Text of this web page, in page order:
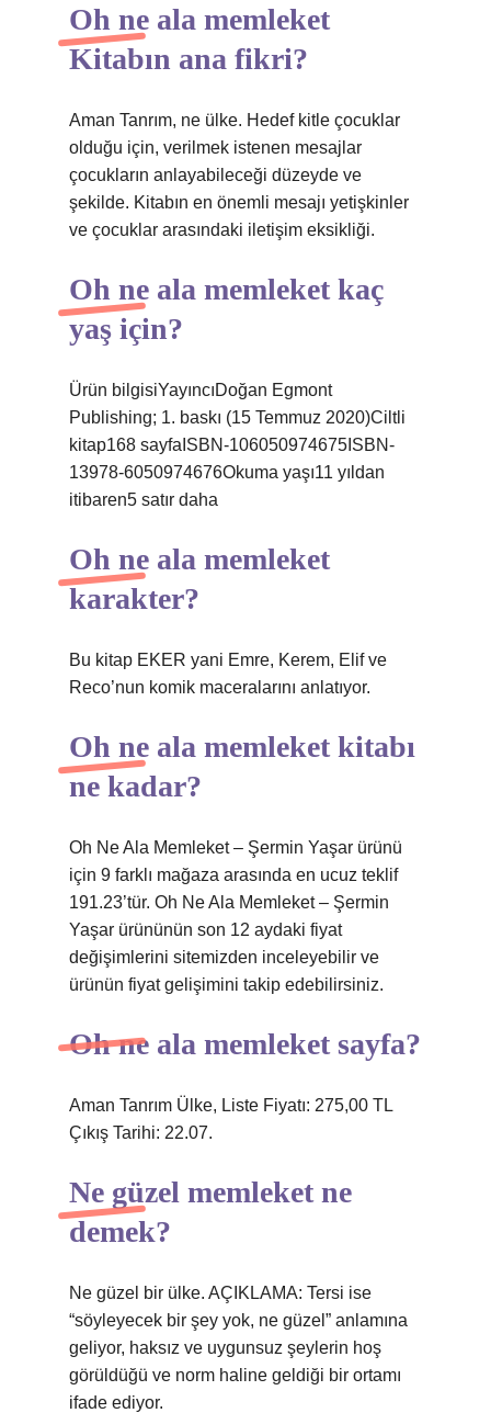
Oh ne ala memleket
Kitabın ana fikri?
Aman Tanrım, ne ülke. Hedef kitle çocuklar
olduğu için, verilmek istenen mesajlar
çocukların anlayabileceği düzeyde ve
şekilde. Kitabın en önemli mesajı yetişkinler
ve çocuklar arasındaki iletişim eksikliği.
Oh ne ala memleket kaç
yaş için?
Ürün bilgisiYayıncıDoğan Egmont
Publishing; 1. baskı (15 Temmuz 2020)Ciltli
kitap‎168 sayfaISBN-10‎6050974675ISBN-
13‎978-6050974676Okuma yaşı‎11 yıldan
itibaren5 satır daha
Oh ne ala memleket
karakter?
Bu kitap EKER yani Emre, Kerem, Elif ve
Reco’nun komik maceralarını anlatıyor.
Oh ne ala memleket kitabı
ne kadar?
Oh Ne Ala Memleket – Şermin Yaşar ürünü
için 9 farklı mağaza arasında en ucuz teklif
191.23’tür. Oh Ne Ala Memleket – Şermin
Yaşar ürününün son 12 aydaki fiyat
değişimlerini sitemizden inceleyebilir ve
ürünün fiyat gelişimini takip edebilirsiniz.
Oh ne ala memleket sayfa?
Aman Tanrım Ülke, Liste Fiyatı: 275,00 TL
Çıkış Tarihi: 22.07.
Ne güzel memleket ne
demek?
Ne güzel bir ülke. AÇIKLAMA: Tersi ise
“söyleyecek bir şey yok, ne güzel” anlamına
geliyor, haksız ve uygunsuz şeylerin hoş
görüldüğü ve norm haline geldiği bir ortamı
ifade ediyor.